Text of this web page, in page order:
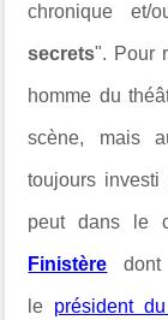
chronique
secrets". Pour
homme du
scène, mais
toujours
peut dans le
Finistère dont
le président